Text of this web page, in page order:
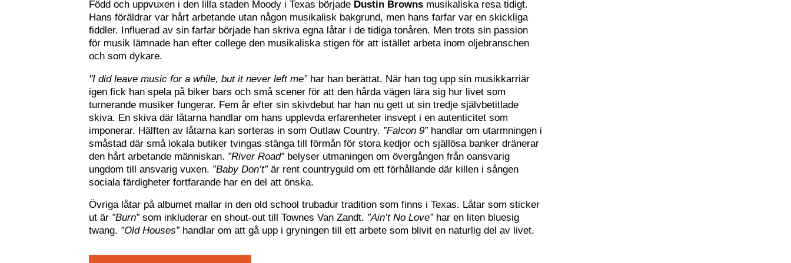
Född och uppvuxen i den lilla staden Moody i Texas började Dustin Browns musikaliska resa tidigt.
Hans föräldrar var hårt arbetande utan någon musikalisk bakgrund, men hans farfar var en skickliga
fiddler. Influerad av sin farfar började han skriva egna låtar i de tidiga tonåren. Men trots sin passion
för musik lämnade han efter college den musikaliska stigen för att istället arbeta inom oljebranschen
och som dykare.
"I did leave music for a while, but it never left me”har han berättat. När han tog upp sin musikkarriär
igen fick han spela på biker bars och små scener för att den hårda vägen lära sig hur livet som
turnerande musiker fungerar. Fem år efter sin skivdebut har han nu gett ut sin tredje självbetitlade
skiva. En skiva där låtarna handlar om hans upplevda erfarenheter insvept i en autenticitet som
imponerar. Hälften av låtarna kan sorteras in som Outlaw Country. ”Falcon 9”handlar om utarmningen i
småstad där små lokala butiker tvingas stänga till förmån för stora kedjor och själlösa banker dränerar
den hårt arbetande människan. ”River Road”belyser utmaningen om övergången från oansvarig
ungdom till ansvarig vuxen. ”Baby Don’t”är rent countryguld om ett förhållande där killen i sången
sociala färdigheter fortfarande har en del att önska.
Övriga låtar på albumet mallar in den old school trubadur tradition som finns i Texas. Låtar som sticker
ut är ”Burn”som inkluderar en shout-out till Townes Van Zandt. ”Ain’t No Love”har en liten bluesig
twang. ”Old Houses”handlar om att gå upp i gryningen till ett arbete som blivit en naturlig del av livet.